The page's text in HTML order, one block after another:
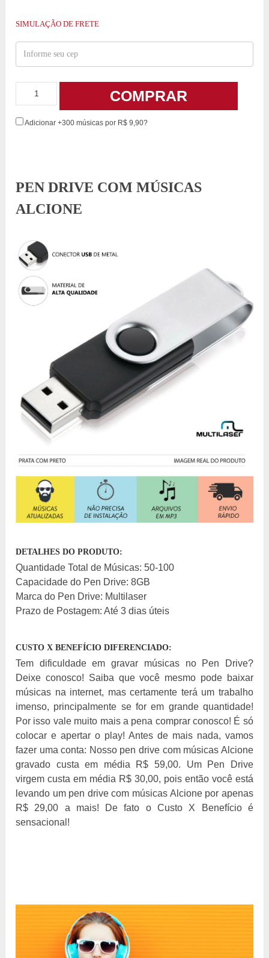
SIMULAÇÃO DE FRETE
COMPRAR
Adicionar +300 músicas por R$ 9,90?
PEN DRIVE COM MÚSICAS
ALCIONE
DETALHES DO PRODUTO:
Quantidade Total de Músicas: 50-100
Capacidade do Pen Drive: 8GB
Marca do Pen Drive: Multilaser
Prazo de Postagem: Até 3 dias úteis
CUSTO X BENEFÍCIO DIFERENCIADO:
Tem dificuldade em gravar músicas no Pen Drive?
Deixe conosco! Saiba que você mesmo pode baixar
músicas na internet, mas certamente terá um trabalho
imenso, principalmente se for em grande quantidade!
Por isso vale muito mais a pena comprar conosco! É só
colocar e apertar o play! Antes de mais nada, vamos
fazer uma conta: Nosso pen drive com músicas Alcione
gravado custa em média R$ 59,00. Um Pen Drive
virgem custa em média R$ 30,00, pois então você está
levando um pen drive com músicas Alcione por apenas
R$ 29,00 a mais! De fato o Custo X Benefício é
sensacional!